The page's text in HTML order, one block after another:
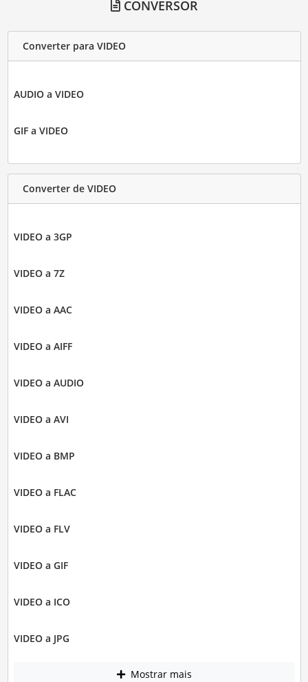
CONVERSOR
Converter para VIDEO
AUDIO a VIDEO
GIF a VIDEO
Converter de VIDEO
VIDEO a 3GP
VIDEO a 7Z
VIDEO a AAC
VIDEO a AIFF
VIDEO a AUDIO
VIDEO a AVI
VIDEO a BMP
VIDEO a FLAC
VIDEO a FLV
VIDEO a GIF
VIDEO a ICO
VIDEO a JPG
Mostrar mais